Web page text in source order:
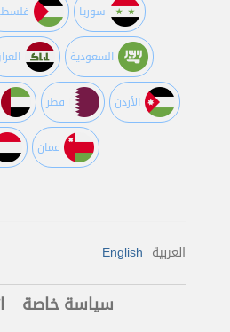
سوريا
السعودية
اﻷردن قطر
عمان
العربية English
سياسة خاصة